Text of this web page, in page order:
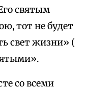
святым
тот не будет
свет жизни» (
со всеми